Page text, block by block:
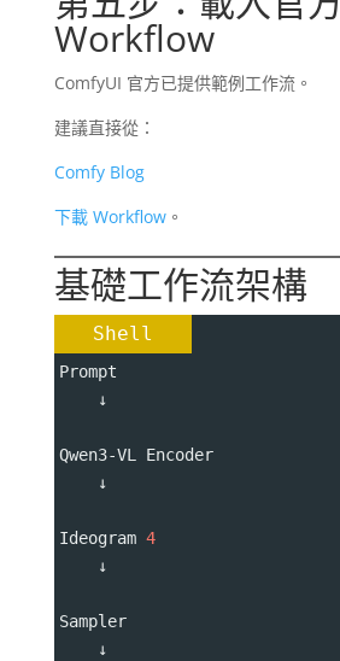
Workflow
ComfyUI 官方已提供範例工作流。
建議直接從：
Comfy Blog
下載 Workflow。
基礎工作流架構
Shell
Prompt
    ↓
Qwen3-VL Encoder
    ↓
Ideogram 4
    ↓
Sampler
    ↓